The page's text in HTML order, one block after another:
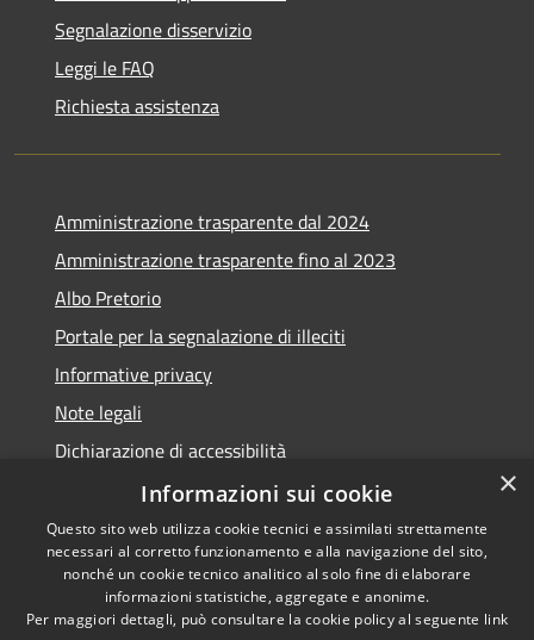
Segnalazione disservizio
Leggi le FAQ
Richiesta assistenza
Amministrazione trasparente dal 2024
Amministrazione trasparente fino al 2023
Albo Pretorio
Portale per la segnalazione di illeciti
Informative privacy
Note legali
Dichiarazione di accessibilità
Segnalazioni di inaccessibilità
RSS
Copyright © 2026 • Comune di
×
Informazioni sui cookie
Questo sito web utilizza cookie tecnici e assimilati strettamente
necessari al corretto funzionamento e alla navigazione del sito,
nonché un cookie tecnico analitico al solo fine di elaborare
informazioni statistiche, aggregate e anonime.
Per maggiori dettagli, può consultare la cookie policy al seguente link